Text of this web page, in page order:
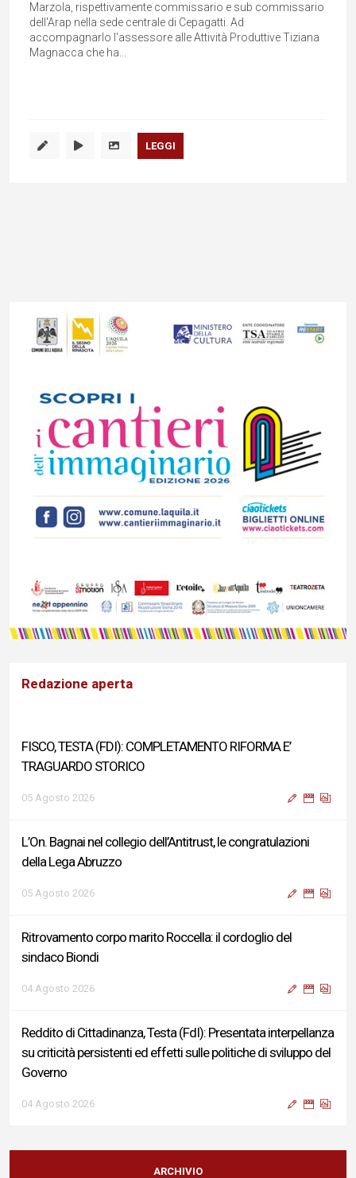
Marzola, rispettivamente commissario e sub commissario
dell'Arap nella sede centrale di Cepagatti. Ad
accompagnarlo l'assessore alle Attività Produttive Tiziana
Magnacca che ha...
LEGGI
Redazione aperta
FISCO, TESTA (FDI): COMPLETAMENTO RIFORMA E’
TRAGUARDO STORICO
05 Agosto 2026
L’On. Bagnai nel collegio dell’Antitrust, le congratulazioni
della Lega Abruzzo
05 Agosto 2026
Ritrovamento corpo marito Roccella: il cordoglio del
sindaco Biondi
04 Agosto 2026
Reddito di Cittadinanza, Testa (FdI): Presentata interpellanza
su criticità persistenti ed effetti sulle politiche di sviluppo del
Governo
04 Agosto 2026
Sigismondi, Liris e Testa: “Profondo cordoglio e vicinanza al
Ministro Roccella e alla sua famiglia”
ARCHIVIO